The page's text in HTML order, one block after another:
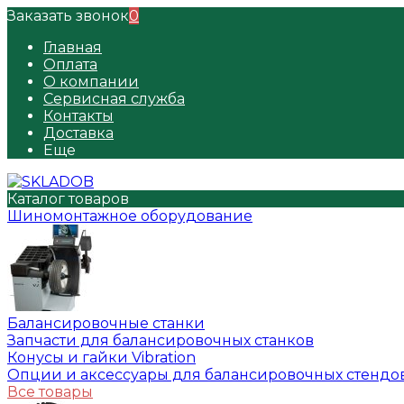
Заказать звонок0
Главная
Оплата
О компании
Сервисная служба
Контакты
Доставка
Еще
Каталог товаров
Шиномонтажное оборудование
Балансировочные станки
Запчасти для балансировочных станков
Конусы и гайки Vibration
Опции и аксессуары для балансировочных
Все товары